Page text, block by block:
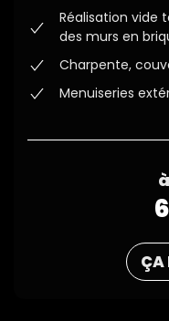
Réalisation vide
des murs en
Charpente,
Menuiseries
ÇA